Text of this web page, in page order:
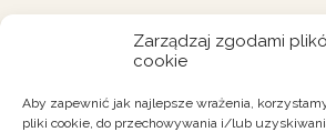
Zarządzaj zgodami
cookie
Aby zapewnić jak najlepsze wrażenia,
pliki cookie, do przechowywania i/lub